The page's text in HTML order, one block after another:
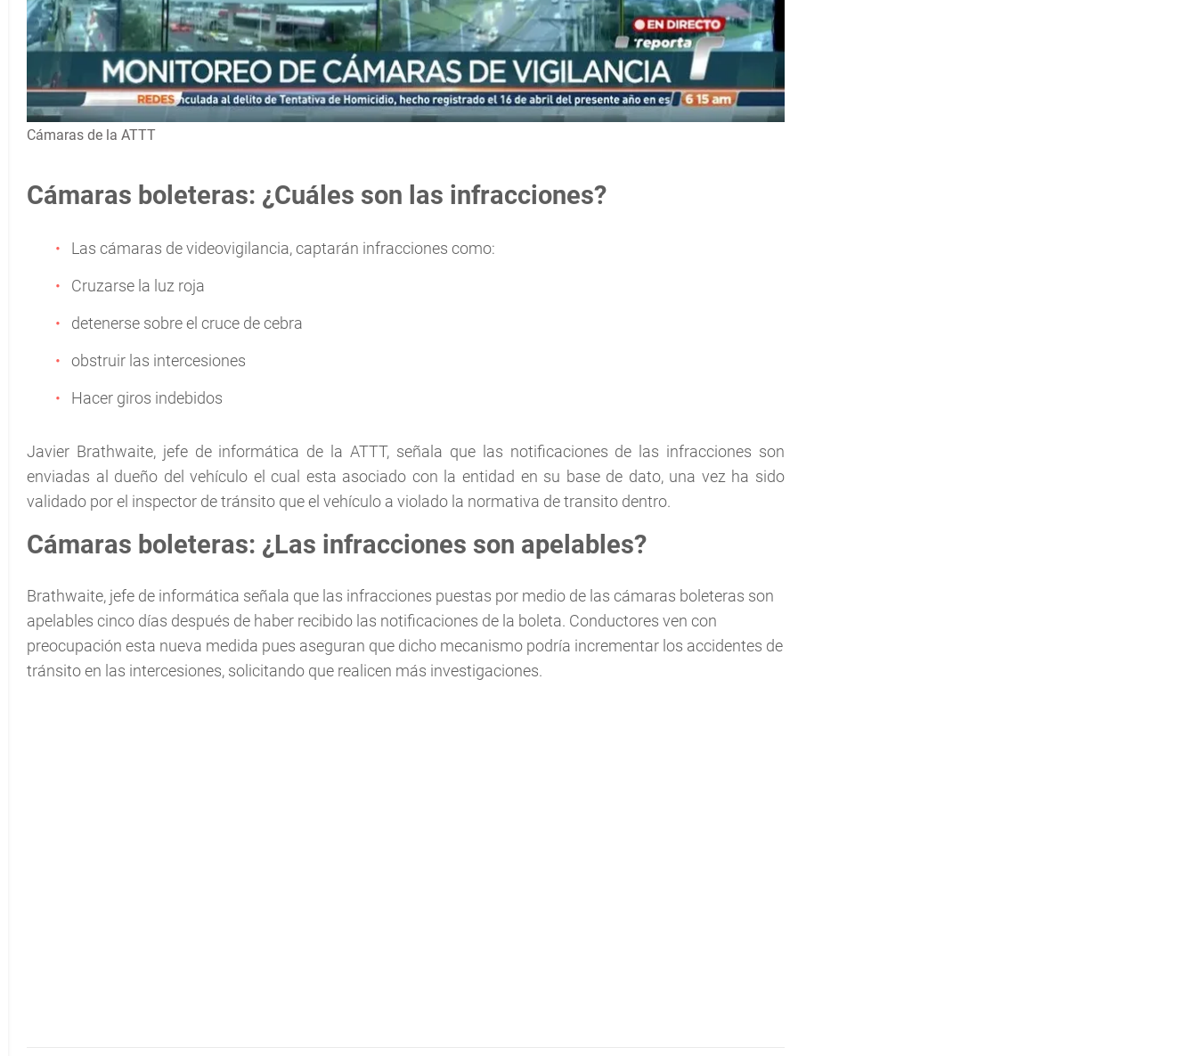
Cámaras de la ATTT
Cámaras boleteras: ¿Cuáles son las infracciones?
Las cámaras de videovigilancia, captarán infracciones como:
Cruzarse la luz roja
detenerse sobre el cruce de cebra
obstruir las intercesiones
Hacer giros indebidos
Javier Brathwaite, jefe de informática de la ATTT, señala que las notificaciones de las infracciones son
enviadas al dueño del vehículo el cual esta asociado con la entidad en su base de dato, una vez ha sido
validado por el inspector de tránsito que el vehículo a violado la normativa de transito dentro.
Cámaras boleteras: ¿Las infracciones son apelables?
Brathwaite, jefe de informática señala que las infracciones puestas por medio de las cámaras boleteras son
apelables cinco días después de haber recibido las notificaciones de la boleta. Conductores ven con
preocupación esta nueva medida pues aseguran que dicho mecanismo podría incrementar los accidentes de
tránsito en las intercesiones, solicitando que realicen más investigaciones.